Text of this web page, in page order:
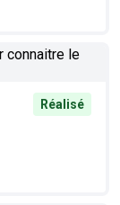
Réalisé